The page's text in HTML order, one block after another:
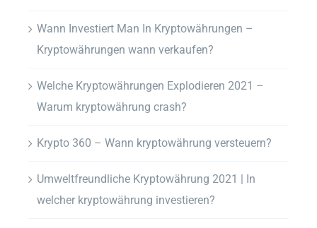
Wann Investiert Man In Kryptowährungen –
Kryptowährungen wann verkaufen?
Welche Kryptowährungen Explodieren 2021 –
Warum kryptowährung crash?
Krypto 360 – Wann kryptowährung versteuern?
Umweltfreundliche Kryptowährung 2021 | In
welcher kryptowährung investieren?